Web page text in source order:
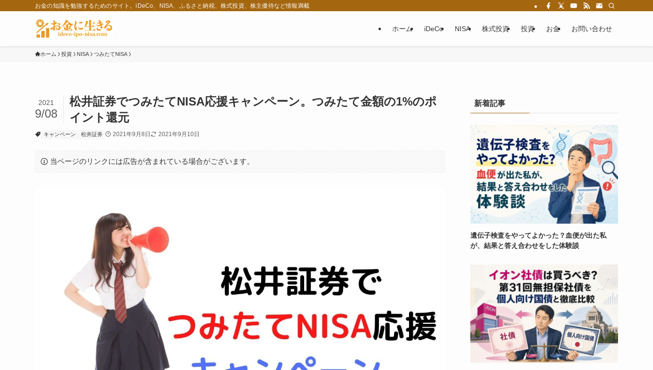
お金の知識を勉強するためのサイト。iDeCo、NISA、ふるさと納税、株式投資、株主優待など情報満載
ホーム iDeCo NISA 株式投資 投資 お金 お問い合わせ
ホーム 投資 NISA つみたてNISA
松井証券でつみたてNISA応援キャンペーン。つみたて金額の1%のポ
イント還元
2021
9/08
キャンペーン 松井証券 2021年9月8日 2021年9月10日
当ページのリンクには広告が含まれている場合がございます。
新着記事
遺伝子検査をやってよかった？血便が出た私
が、結果と答え合わせをした体験談